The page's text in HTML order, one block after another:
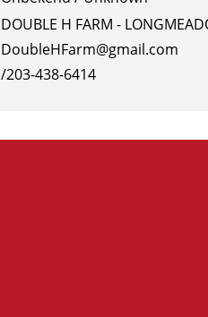
DOUBLE H FARM -
DoubleHFarm@gmail.com
/203-438-6414